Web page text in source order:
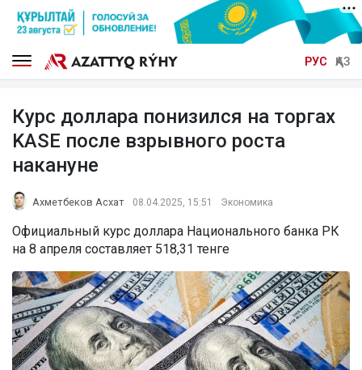
РУС ҚАЗ
Курс доллара понизился на торгах
KASE после взрывного роста
накануне
Ахметбеков Асхат 08.04.2025, 15:51 Экономика
Официальный курс доллара Национального банка РК
на 8 апреля составляет 518,31 тенге